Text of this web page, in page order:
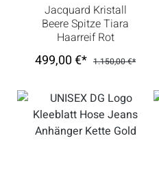
Jacquard Kristall
Beere Spitze Tiara
Haarreif Rot
499,00 €* 1.150,00 €*